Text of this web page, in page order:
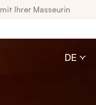
mit Ihrer Masseurin
DE